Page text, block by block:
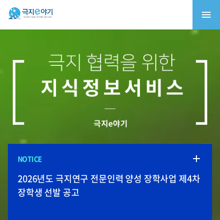
NOTICE
2026 청소년 북극연구체험단 (21C 다산주니어)
1차 심사 합격자 발표
북극항로 정책토론회: 북극항로, 속도전이 아닌
책임의 항로
극지환경재현실용화센터 입주기업 모집
극지연구소, 2026-27년 남극과학기지 월동연구대
모집
2026년도 극지연구 전문인력 양성 장학사업 제4차
장학생 선발 공고